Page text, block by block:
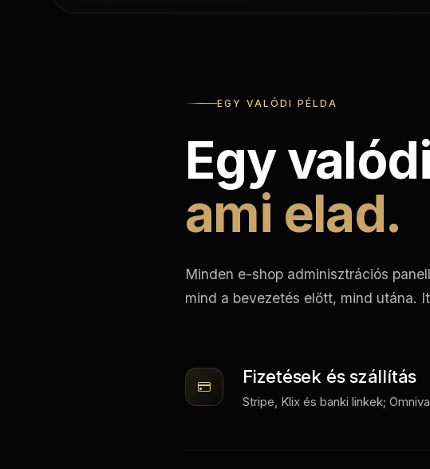
EGY VALÓDI PÉLDA
Egy
ami elad.
Minden e-shop adminisztrációs
mind a bevezetés előtt, mind utána.
Fizetések és szállítás
Stripe, Klix és banki linkek;